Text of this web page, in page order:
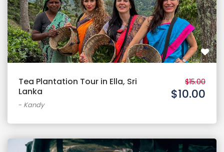
Tea Plantation Tour in Ella, Sri
Lanka
- Kandy
$15.00
$10.00